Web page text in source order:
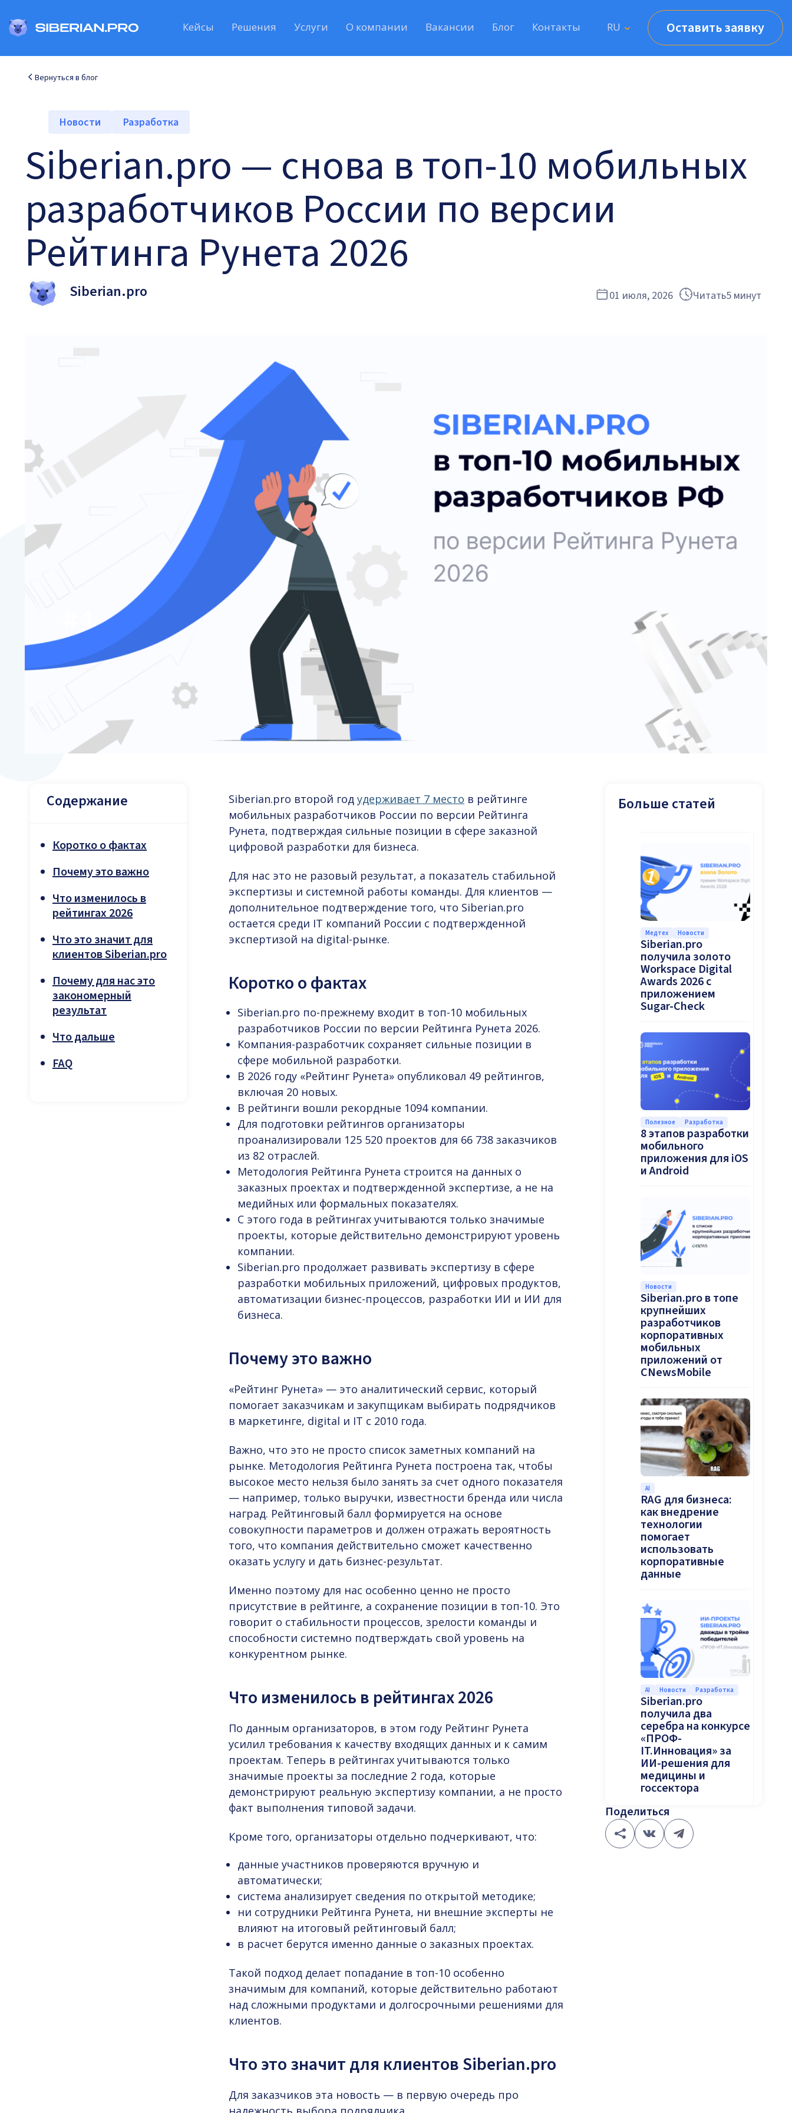
Кейсы Решения Услуги О компании Вакансии Блог Контакты RU Оставить заявку
Вернуться в блог
Новости Разработка
Siberian.pro — снова в топ-10 мобильных
разработчиков России по версии
Рейтинга Рунета 2026
Siberian.pro 01 июля, 2026 Читать5 минут
Содержание
Коротко о фактах
Почему это важно
Что изменилось в
рейтингах 2026
Что это значит для
клиентов Siberian.pro
Почему для нас это
закономерный
результат
Что дальше
FAQ
Siberian.pro второй год удерживает 7 место в рейтинге
мобильных разработчиков России по версии Рейтинга
Рунета, подтверждая сильные позиции в сфере заказной
цифровой разработки для бизнеса.
Для нас это не разовый результат, а показатель стабильной
экспертизы и системной работы команды. Для клиентов —
дополнительное подтверждение того, что Siberian.pro
остается среди IT компаний России с подтвержденной
экспертизой на digital-рынке.
Коротко о фактах
Siberian.pro по-прежнему входит в топ-10 мобильных
разработчиков России по версии Рейтинга Рунета 2026.
Компания-разработчик сохраняет сильные позиции в
сфере мобильной разработки.
В 2026 году «Рейтинг Рунета» опубликовал 49 рейтингов,
включая 20 новых.
В рейтинги вошли рекордные 1094 компании.
Для подготовки рейтингов организаторы
проанализировали 125 520 проектов для 66 738 заказчиков
из 82 отраслей.
Методология Рейтинга Рунета строится на данных о
заказных проектах и подтвержденной экспертизе, а не на
медийных или формальных показателях.
С этого года в рейтингах учитываются только значимые
проекты, которые действительно демонстрируют уровень
компании.
Siberian.pro продолжает развивать экспертизу в сфере
разработки мобильных приложений, цифровых продуктов,
автоматизации бизнес-процессов, разработки ИИ и ИИ для
бизнеса.
Почему это важно
«Рейтинг Рунета» — это аналитический сервис, который
помогает заказчикам и закупщикам выбирать подрядчиков
в маркетинге, digital и IT с 2010 года.
Важно, что это не просто список заметных компаний на
рынке. Методология Рейтинга Рунета построена так, чтобы
высокое место нельзя было занять за счет одного показателя
— например, только выручки, известности бренда или числа
наград. Рейтинговый балл формируется на основе
совокупности параметров и должен отражать вероятность
того, что компания действительно сможет качественно
оказать услугу и дать бизнес-результат.
Именно поэтому для нас особенно ценно не просто
присутствие в рейтинге, а сохранение позиции в топ-10. Это
говорит о стабильности процессов, зрелости команды и
способности системно подтверждать свой уровень на
конкурентном рынке.
Что изменилось в рейтингах 2026
По данным организаторов, в этом году Рейтинг Рунета
усилил требования к качеству входящих данных и к самим
проектам. Теперь в рейтингах учитываются только
значимые проекты за последние 2 года, которые
демонстрируют реальную экспертизу компании, а не просто
факт выполнения типовой задачи.
Кроме того, организаторы отдельно подчеркивают, что:
данные участников проверяются вручную и
автоматически;
система анализирует сведения по открытой методике;
ни сотрудники Рейтинга Рунета, ни внешние эксперты не
влияют на итоговый рейтинговый балл;
в расчет берутся именно данные о заказных проектах.
Такой подход делает попадание в топ-10 особенно
значимым для компаний, которые действительно работают
над сложными продуктами и долгосрочными решениями для
клиентов.
Что это значит для клиентов Siberian.pro
Для заказчиков эта новость — в первую очередь про
Больше статей
Медтех Новости
Siberian.pro
получила золото
Workspace Digital
Awards 2026 с
приложением
Sugar-Check
Полезное Разработка
8 этапов разработки
мобильного
приложения для iOS
и Android
Новости
Siberian.pro в топе
крупнейших
разработчиков
корпоративных
мобильных
приложений от
CNewsMobile
AI
RAG для бизнеса:
как внедрение
технологии
помогает
использовать
корпоративные
данные
AI Новости Разработка
Siberian.pro
получила два
серебра на конкурсе
«ПРОФ-
IT.Инновация» за
ИИ-решения для
медицины и
госсектора
Поделиться